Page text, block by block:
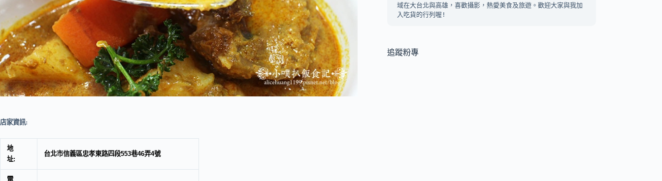
店家資訊:
地
址:
台北市信義區忠孝東路四段553巷46弄4號
電
域在大台北與高雄，喜歡攝影，熱愛美食及旅遊。歡迎大家與我加
入吃貨的行列喔!
追蹤粉專